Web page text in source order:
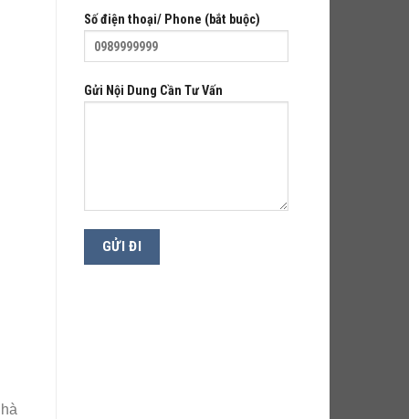
Số điện thoại/ Phone (bắt buộc)
Gửi Nội Dung Cần Tư Vấn